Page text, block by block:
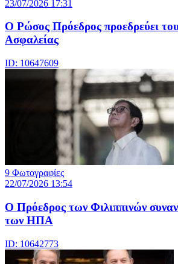
23/07/2026 17:31
Ο Ρώσος Πρόεδρος προεδρεύει
Ασφαλείας
ID: 10647609
9 Φωτογραφίες
22/07/2026 13:54
Ο Πρόεδρος των Φιλιππινών
των ΗΠΑ
ID: 10642773